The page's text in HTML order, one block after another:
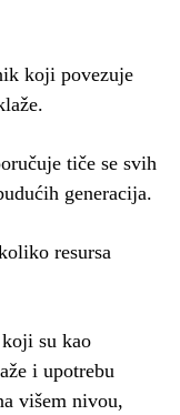
koji povezuje
tiče se svih
generacija.
resursa
su kao
i upotrebu
višem nivou,